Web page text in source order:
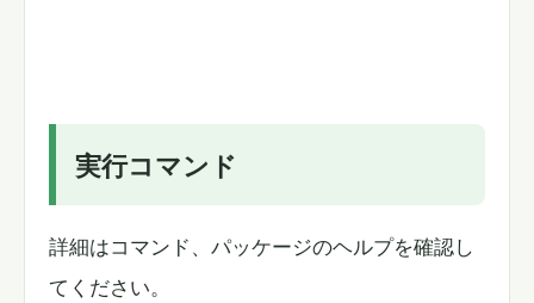
実行コマンド
詳細はコマンド、パッケージのヘルプを確認し
てください。